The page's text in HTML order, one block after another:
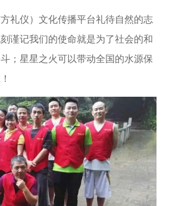
礼仪） 文化传播平台礼待自然的志
谨记我们的使命就是为了社会的和
；星星之火可以带动全国的水源保